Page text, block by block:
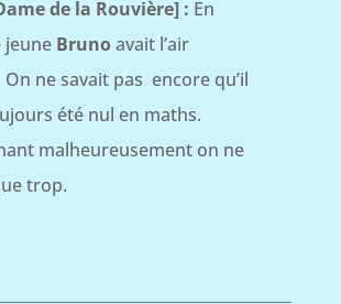
de la Rouvière] : En
jeune Brunoavait l’air
ne savait pas encore qu’il
été nul en maths.
malheureusement on ne
trop.